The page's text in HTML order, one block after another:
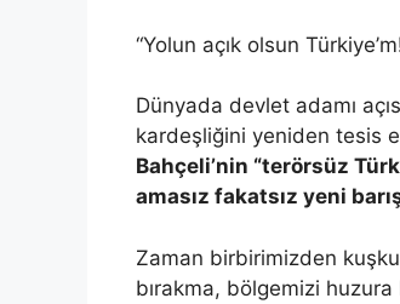
“Yolun açık olsun
Dünyada devlet adamı
kardeşliğini yeniden tesis
Bahçeli’nin “terörsüz
amasız fakatsız yeni
Zaman birbirimizden
bırakma, bölgemizi